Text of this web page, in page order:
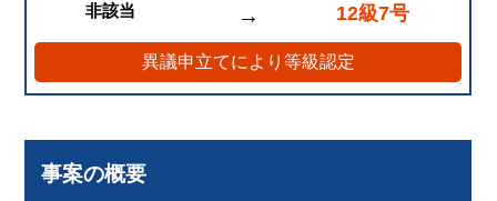
非該当 → 12級7号
異議申立てにより等級認定
事案の概要